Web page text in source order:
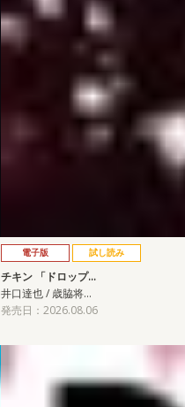
電子版 試し読み
チキン 「ドロップ…
井口達也 / 歳脇将…
発売日：2026.08.06